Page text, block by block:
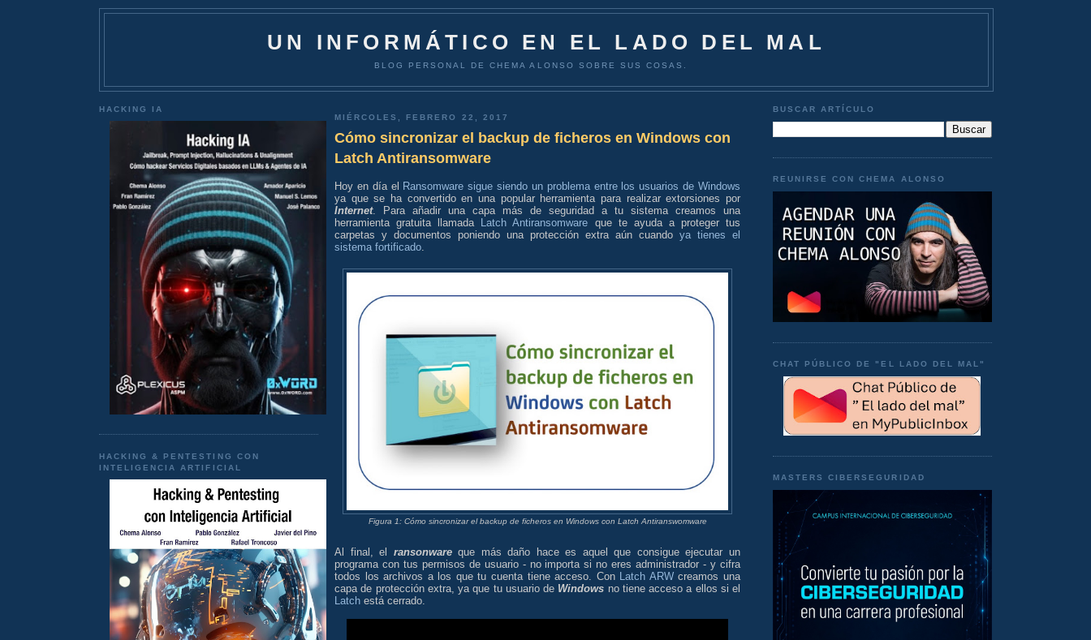
UN INFORMÁTICO EN EL LADO DEL MAL
BLOG PERSONAL DE CHEMA ALONSO SOBRE SUS COSAS.
HACKING IA
HACKING & PENTESTING CON
INTELIGENCIA ARTIFICIAL
MIÉRCOLES, FEBRERO 22, 2017
Cómo sincronizar el backup de ficheros en Windows con
Latch Antiransomware
Hoy en día el Ransomware sigue siendo un problema entre los usuarios de Windows
ya que se ha convertido en una popular herramienta para realizar extorsiones por
Internet. Para añadir una capa más de seguridad a tu sistema creamos una
herramienta gratuita llamada
Latch Antiransomware que te ayuda a proteger tus
carpetas y documentos poniendo una protección extra aún cuando ya tienes el
sistema fortificado
Figura 1: Cómo sincronizar el backup de ficheros en Windows con Latch Antiranswomware
Al final, el ransonwareque más daño hace es aquel que consigue ejecutar un
programa con tus permisos de usuario - no importa si no eres administrador - y cifra
todos los archivos a los que tu cuenta tiene acceso. Con Latch ARWcreamos una
capa de protección extra, ya que tu usuario de Windows no tiene acceso a ellos si el
Latch está cerrado.
BUSCAR ARTÍCULO
REUNIRSE CON CHEMA ALONSO
CHAT PÚBLICO DE "EL LADO DEL MAL"
MASTERS CIBERSEGURIDAD